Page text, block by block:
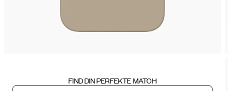
FIND DIN PERFEKTE MATCH